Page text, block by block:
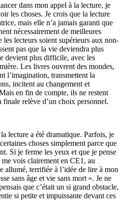
dans mon appel à la lecture, je
les choses. Je crois que la lecture
mais elle n’a jamais garanti que
nécessairement de meilleures
les lecteurs soient supérieurs aux non-
pas que la vie deviendra plus
devient plus difficile, avec les
Les livres ouvrent des mondes,
l’imagination, transmettent la
incitent au changement et
en fin de compte, ils ne restent
relève d’un choix personnel.
lecture a été dramatique. Parfois, je
choses simplement parce que
Si je ferme les yeux et que je pense
vois clairement en CE1, au
allumé, terrifiée à l’idée de lire à mon
sans âge et vie sans mort ». Je ne
que c’était un si grand obstacle,
si petite et impuissante devant ces